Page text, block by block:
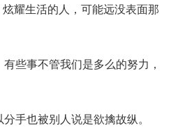
耀生活的人，可能远没表面那
些事不管我们是多么的努力，
手也被别人说是欲擒故纵。